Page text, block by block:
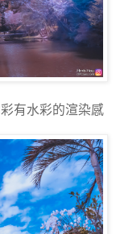
有水彩的渲染感